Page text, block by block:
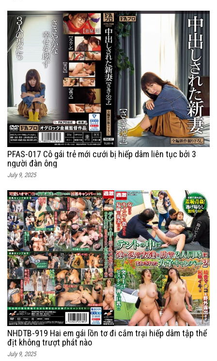
PFAS-017 Cô gái trẻ mới cưới bị hiếp dâm liên tục bởi 3
người đàn ông
July 9, 2025
NHDTB-919 Hai em gái lồn tơ đi cắm trại hiếp dâm tập thể
địt không trượt phát nào
July 9, 2025